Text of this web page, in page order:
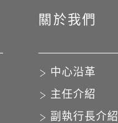
關於我們
中心沿革
主任介紹
副執行長介紹